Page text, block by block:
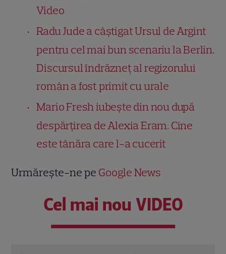
Video
Radu Jude a câştigat Ursul de Argint
pentru cel mai bun scenariu la Berlin.
Discursul îndrăzneț al regizorului
român a fost primit cu urale
Mario Fresh iubește din nou după
despărțirea de Alexia Eram. Cine
este tânăra care l-a cucerit
Urmărește-ne pe Google News
Cel mai nou VIDEO